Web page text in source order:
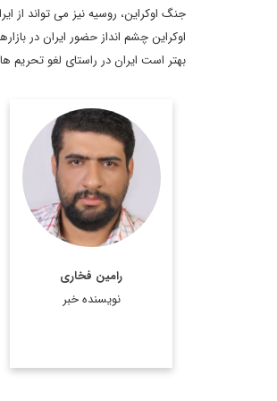
جنگ اوکراین، روسیه نیز می تواند از
اوکراین چشم انداز حضور ایران در
بهتر است ایران در راستای لغو تحریم
رامین فخاری
نویسنده خبر
کارشناسی علوم سیاسی
و کارشناسی ارشد مطالعات
خاورمیانه علامه طباطبایی
اطلاعات بیشتر